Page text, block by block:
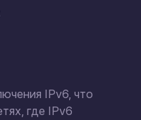
IPv6, что
где IPv6